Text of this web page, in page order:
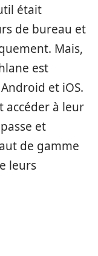
était
de bureau et
Mais,
est
et iOS.
accéder à leur
et
de gamme
leurs